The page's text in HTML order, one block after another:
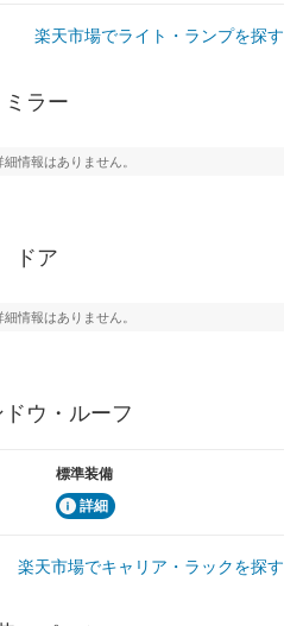
楽天市場でライト・ランプを探す
ミラー
情報はありません。
ドア
情報はありません。
ドウ・ルーフ
標準装備
詳細
楽天市場でキャリア・ラックを探す